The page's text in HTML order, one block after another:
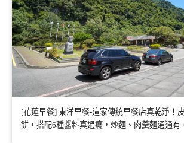
[花蓮早餐] 東洋早餐-這家傳統早餐店真乾淨！
餅，搭配6種醬料真過癮，炒麵、肉羹麵通通有